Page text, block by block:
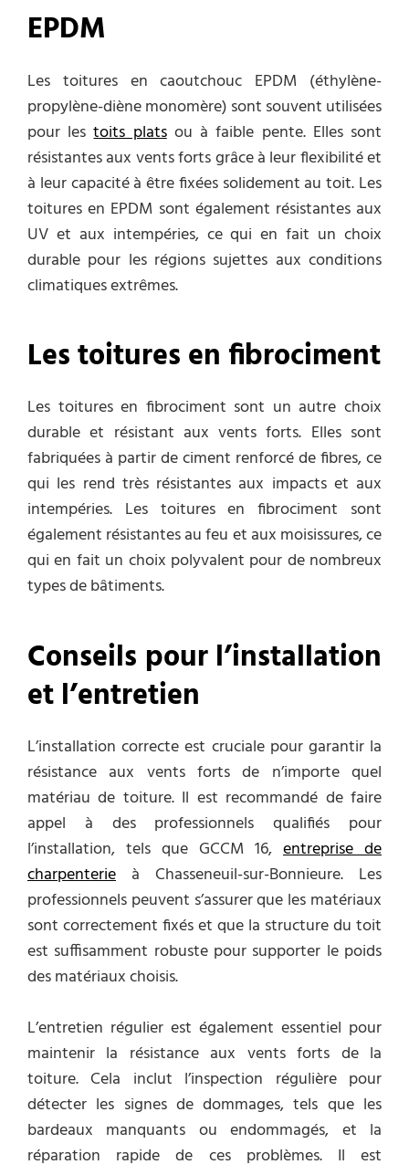
EPDM
Les toitures en caoutchouc EPDM (éthylène-
propylène-diène monomère) sont souvent utilisées
pour lestoits platsou à faible pente. Elles sont
résistantes aux vents forts grâce à leur flexibilité et
à leur capacité à être fixées solidement au toit. Les
toitures en EPDM sont également résistantes aux
UV et aux intempéries, ce qui en fait un choix
durable pour les régions sujettes aux conditions
climatiques extrêmes.
Les toitures en fibrociment
Les toitures en fibrociment sont un autre choix
durable et résistant aux vents forts. Elles sont
fabriquées à partir de ciment renforcé de fibres, ce
qui les rend très résistantes aux impacts et aux
intempéries. Les toitures en fibrociment sont
également résistantes au feu et aux moisissures, ce
qui en fait un choix polyvalent pour de nombreux
types de bâtiments.
Conseils pour l’installation
et l’entretien
L’installation correcte est cruciale pour garantir la
résistance aux vents forts de n’importe quel
matériau de toiture. Il est recommandé de faire
appel à des professionnels qualifiés pour
l’installation, tels que GCCM 16, entreprise de
charpenterie à Chasseneuil-sur-Bonnieure. Les
professionnels peuvent s’assurer que les matériaux
sont correctement fixés et que la structure du toit
est suffisamment robuste pour supporter le poids
des matériaux choisis.
L’entretien régulier est également essentiel pour
maintenir la résistance aux vents forts de la
toiture. Cela inclut l’inspection régulière pour
détecter les signes de dommages, tels que les
bardeaux manquants ou endommagés, et la
réparation rapide de ces problèmes. Il est